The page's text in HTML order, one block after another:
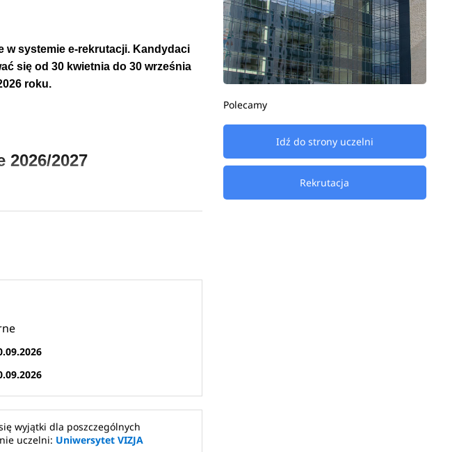
w systemie e-rekrutacji. Kandydaci
się od 30 kwietnia do 30 września
roku.
2027
to uczelnia o statusie uniwersytetu,
uniwersytetu i zmieniła nazwę na
Uczelnia należy do czołówki
wyjątki dla poszczególnych
uczelni: Uniwersytet VIZJA
Polecamy
Idź do strony uczelni
Rekrutacja